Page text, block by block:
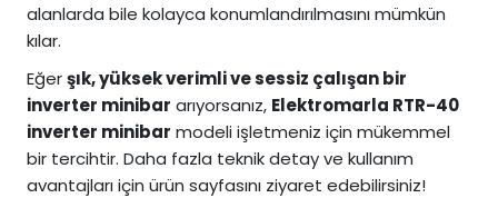
alanlarda bile kolayca konumlandırılmasını mümkün
kılar.
Eğerşık, yüksek verimli ve sessiz çalışan bir
inverter minibar arıyorsanız, Elektromarla RTR-40
inverter minibar modeli işletmeniz için mükemmel
bir tercihtir. Daha fazla teknik detay ve kullanım
avantajları için ürün sayfasını ziyaret edebilirsiniz!